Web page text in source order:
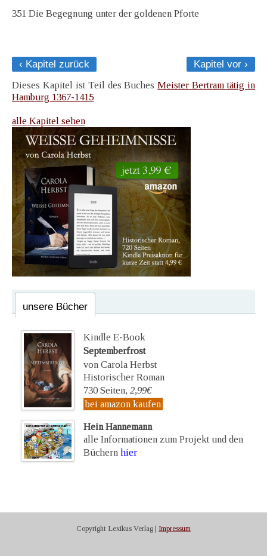
351 Die Begegnung unter der goldenen Pforte
‹ Kapitel zurück
Kapitel vor ›
Dieses Kapitel ist Teil des BuchesMeister Bertram tätig in
Hamburg 1367-1415
alle Kapitel sehen
unsere Bücher
Kindle E-Book
Septemberfrost
von Carola Herbst
Historischer Roman
730 Seiten, 2,99€
bei amazon kaufen
Hein Hannemann
alle Informationen zum Projekt und den
Büchern hier
Copyright Lexikus Verlag | Impressum